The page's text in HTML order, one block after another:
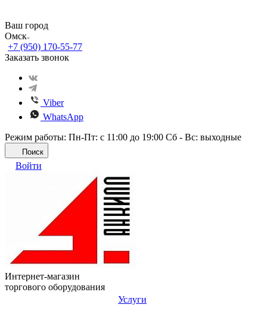
Ваш город
Омск
+7 (950) 170-55-77
Заказать звонок
Viber
WhatsApp
Режим работы: Пн-Пт: с 11:00 до 19:00 Сб - Вс: выходные
Поиск
Войти
Интернет-магазин
торгового оборудования
Услуги